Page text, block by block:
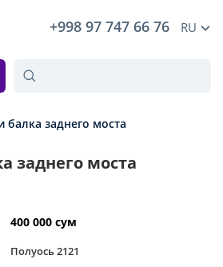
+998 97 747 66 76 RU
балка заднего моста
заднего моста
400 000 сум
Полуось 2121